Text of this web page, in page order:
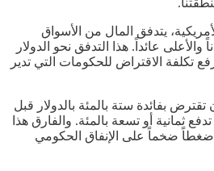
يتدفق المال من الأسواق
والأعلى عائداً. هذا التدفق نحو الدولار
تكلفة الاقتراض للحكومات التي تدير
بفائدة ستة بالمئة بالدولار قبل
ثمانية أو تسعة بالمئة. والفارق هذا
ضغطاً ضخماً على الإنفاق الحكومي